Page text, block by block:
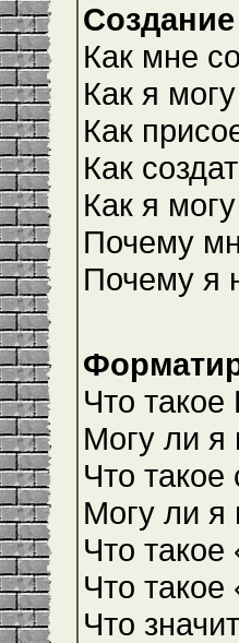
Как мне
Как я
Как
Как
Как я
Почему
Почему я
Что такое
Могу ли я
Что
Могу ли я
Что
Что
Что